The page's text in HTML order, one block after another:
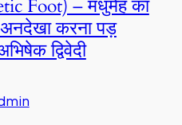
Foot) – मधुमेह का
करना पड़
द्विवेदी